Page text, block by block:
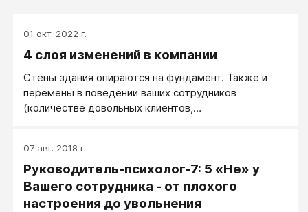
01 окт. 2022 г.
4 слоя изменений в компании
Стены здания опираются на фундамент. Также и
перемены в поведении ваших сотрудников
(количестве довольных клиентов,
Разберем пример.
07 авг. 2018 г.
Руководитель-психолог-7: 5 «Не» у
Вашего сотрудника - от плохого
настроения до увольнения